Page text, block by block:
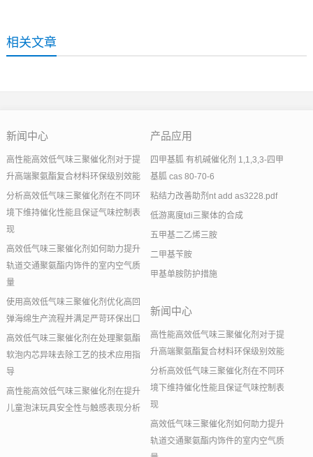
相关文章
新闻中心
高性能高效低气味三聚催化剂对于提
升高端聚氨酯复合材料环保级别效能
分析高效低气味三聚催化剂在不同环
境下维持催化性能且保证气味控制表
现
高效低气味三聚催化剂如何助力提升
轨道交通聚氨酯内饰件的室内空气质
量
使用高效低气味三聚催化剂优化高回
弹海绵生产流程并满足严苛环保出口
高效低气味三聚催化剂在处理聚氨酯
软泡内芯异味去除工艺的技术应用指
导
高性能高效低气味三聚催化剂在提升
儿童泡沫玩具安全性与触感表现分析
产品应用
四甲基胍 有机碱催化剂 1,1,3,3-四甲
基胍 cas 80-70-6
粘结力改善助剂nt add as3228.pdf
低游离度tdi三聚体的合成
五甲基二乙烯三胺
二甲基苄胺
甲基单胺防护措施
新闻中心
高性能高效低气味三聚催化剂对于提
升高端聚氨酯复合材料环保级别效能
分析高效低气味三聚催化剂在不同环
境下维持催化性能且保证气味控制表
现
高效低气味三聚催化剂如何助力提升
轨道交通聚氨酯内饰件的室内空气质